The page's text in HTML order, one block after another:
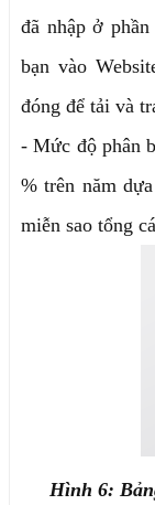
đã nhập ở
bạn vào
đóng để tải và
- Mức độ phân
% trên năm
miễn sao tổng
Hình 6: